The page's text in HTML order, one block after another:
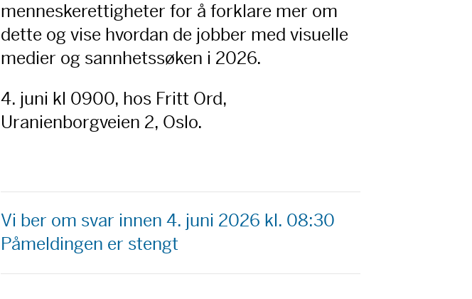
menneskerettigheter for å forklare mer om
dette og vise hvordan de jobber med visuelle
medier og sannhetssøken i 2026.
4. juni kl 0900, hos Fritt Ord,
Uranienborgveien 2, Oslo.
Vi ber om svar innen4. juni 2026 kl. 08:30
Påmeldingen er stengt